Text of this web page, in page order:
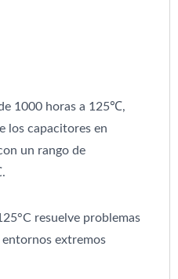
1000 horas a 125℃,
los capacitores en
un rango de
resuelve problemas
extremos